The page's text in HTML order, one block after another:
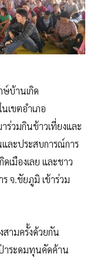
บ้านเกิด
เขตอำเภอ
ร่วมกินข้าวเที่ยงและ
ละประสบการณ์การ
เมืองเลย และชาว
จ.ชัยภูมิ เข้าร่วม
ามครั้งด้วยกัน
าระดมทุนคัดค้าน